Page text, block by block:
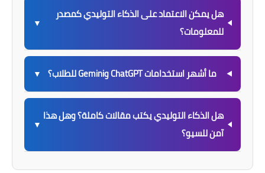
هل يمكن الاعتماد على الذكاء التوليدي كمصدر
للمعلومات؟
▼
ما أشهر استخدامات ChatGPT وGemini للطلاب؟ ▼
هل الذكاء التوليدي يكتب مقالات كاملة؟ وهل هذا
آمن للسيو؟
▼